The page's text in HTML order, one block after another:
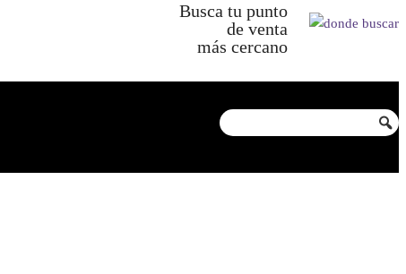
Busca tu punto
de venta
más cercano